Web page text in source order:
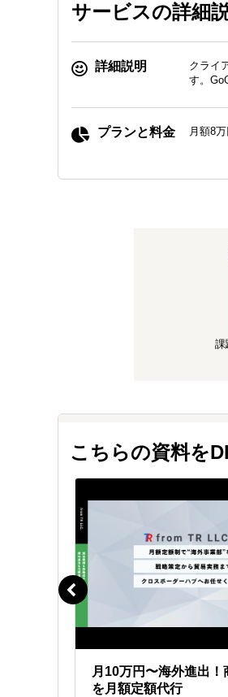
サービスの詳細
詳細説明
クライ
す。
プランと料金 月額8
課
こちらの資料を
月10万円〜海外進出！
を月額定額代行